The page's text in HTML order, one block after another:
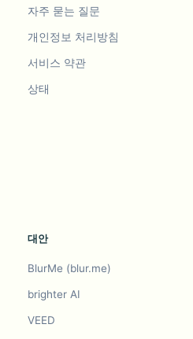
자주 묻는 질문
개인정보 처리방침
서비스 약관
상태
대안
BlurMe (blur.me)
brighter AI
VEED